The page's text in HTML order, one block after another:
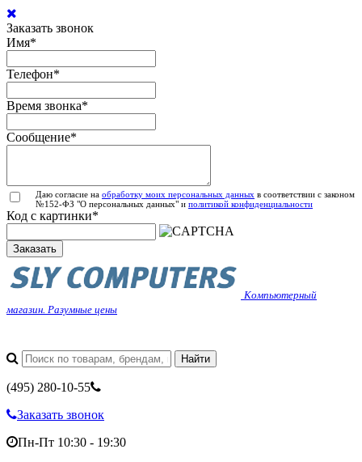
Заказать звонок
Имя*
Телефон*
Время звонка*
Сообщение*
Даю согласие на обработку моих персональных данных в соответствии с законом
№152-ФЗ "О персональных данных" и политикой конфиденциальности
Код с картинки*
Заказать
Компьютерный
магазин. Разумные цены
(495) 280-10-55
Заказать звонок
Пн-Пт 10:30 - 19:30